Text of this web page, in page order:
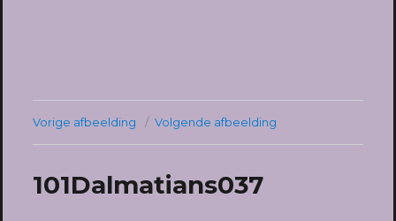
Vorige afbeelding Volgende afbeelding
101Dalmatians037